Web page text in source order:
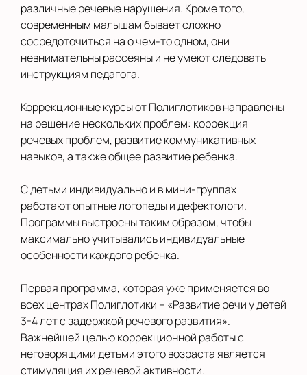
различные речевые нарушения. Кроме того,
современным малышам бывает сложно
сосредоточиться на о чем-то одном, они
невнимательны рассеяны и не умеют следовать
инструкциям педагога.
Коррекционные курсы от Полиглотиков направлены
на решение нескольких проблем: коррекция
речевых проблем, развитие коммуникативных
навыков, а также общее развитие ребенка.
С детьми индивидуально и в мини-группах
работают опытные логопеды и дефектологи.
Программы выстроены таким образом, чтобы
максимально учитывались индивидуальные
особенности каждого ребенка.
Первая программа, которая уже применяется во
всех центрах Полиглотики – «Развитие речи у детей
3-4 лет с задержкой речевого развития».
Важнейшей целью коррекционной работы с
неговорящими детьми этого возраста является
стимуляция их речевой активности.